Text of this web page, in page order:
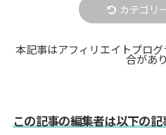
カテゴリ
本記事はアフィリエイトプロ
合があ
この記事の編集者は以下の